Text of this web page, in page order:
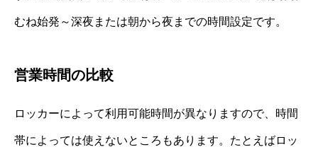
むね始発～深夜または朝から夜までの時間設定です。
営業時間の比較
ロッカーによって利用可能時間が異なりますので、時間
帯によっては使えないところもあります。たとえばロッ